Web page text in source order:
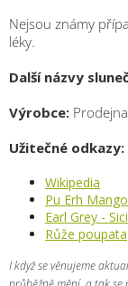
Nejsou známy
léky.
Další názvy
Výrobce:
Užitečné odkazy:
Wikipedia
Pu Erh
Earl Grey -
Růže poupata
I když se věnujeme